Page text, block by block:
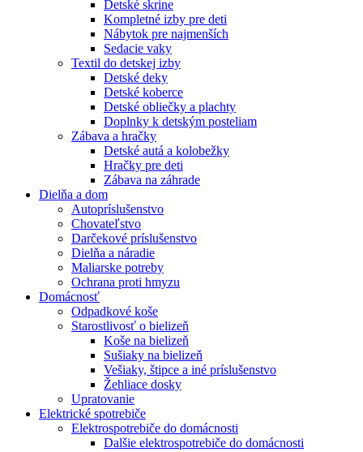
Detské skrine
Kompletné izby pre deti
Nábytok pre najmenších
Sedacie vaky
Textil do detskej izby
Detské deky
Detské koberce
Detské obliečky a plachty
Doplnky k detským posteliam
Zábava a hračky
Detské autá a kolobežky
Hračky pre deti
Zábava na záhrade
Dielňa a dom
Autopríslušenstvo
Chovateľstvo
Darčekové príslušenstvo
Dielňa a náradie
Maliarske potreby
Ochrana proti hmyzu
Domácnosť
Odpadkové koše
Starostlivosť o bielizeň
Koše na bielizeň
Sušiaky na bielizeň
Vešiaky, štipce a iné príslušenstvo
Žehliace dosky
Upratovanie
Elektrické spotrebiče
Elektrospotrebiče do domácnosti
Dalšie elektrospotrebiče do domácnosti